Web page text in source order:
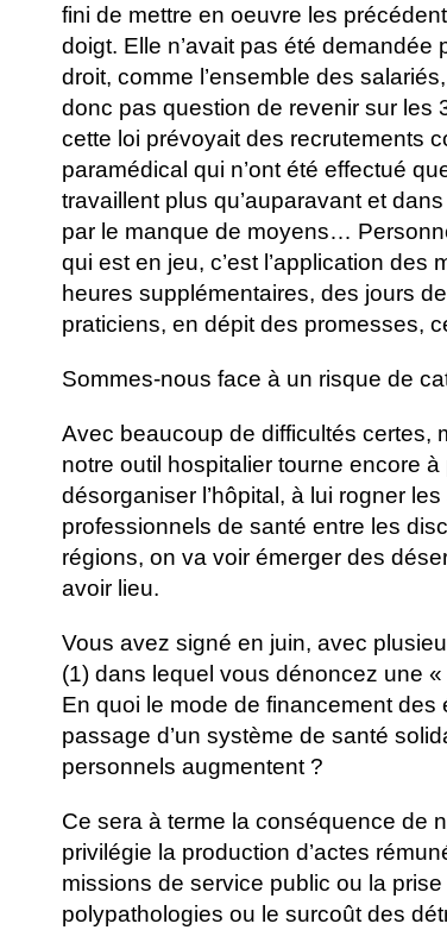
fini de mettre en oeuvre les
doigt. Elle n’avait pas été
droit, comme l’ensemble des
donc pas question de revenir sur les
cette loi prévoyait des recrutements
paramédical qui n’ont été effectué
travaillent plus qu’auparavant et
par le manque de moyens…
qui est en jeu, c’est l’application des
heures supplémentaires, des jours
praticiens, en dépit des promesses,
Sommes-nous face à un risque de
Avec beaucoup de difficultés certes,
notre outil hospitalier tourne encore
désorganiser l’hôpital, à lui rogner
professionnels de santé entre les
régions, on va voir émerger des
avoir lieu.
Vous avez signé en juin, avec
(1) dans lequel vous dénoncez une
En quoi le mode de financement
passage d’un système de santé
personnels augmentent ?
Ce sera à terme la conséquence de
privilégie la production d’actes
missions de service public ou la
polypathologies ou le surcoût des